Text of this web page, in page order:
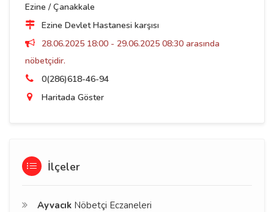
Ezine / Çanakkale
Ezine Devlet Hastanesi karşısı
28.06.2025 18:00 - 29.06.2025 08:30 arasında
nöbetçidir.
0(286)618-46-94
Haritada Göster
İlçeler
Ayvacık Nöbetçi Eczaneleri